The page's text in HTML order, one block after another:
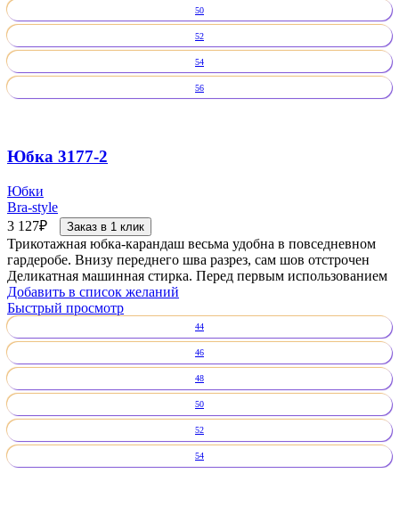
50
52
54
56
Юбка 3177-2
Юбки
Bra-style
3 127₽ Заказ в 1 клик
Трикотажная юбка-карандаш весьма удобна в повседневном
гардеробе. Внизу переднего шва разрез, сам шов отстрочен
Деликатная машинная стирка. Перед первым использованием
Добавить в список желаний
Быстрый просмотр
44
46
48
50
52
54